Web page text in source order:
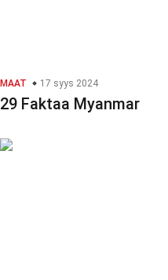
MAAT 17 syys 2024
29 Faktaa Myanmar